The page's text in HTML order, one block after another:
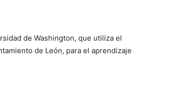
de Washington, que utiliza el
de León, para el aprendizaje